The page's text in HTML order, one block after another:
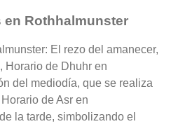
en Rothhalmunster
El rezo del amanecer,
Horario de Dhuhr en
del mediodía, que se realiza
de Asr en
la tarde, simbolizando el